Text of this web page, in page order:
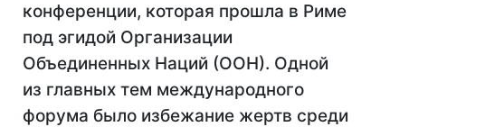
конференции, которая прошла в Риме
под эгидой Организации
Объединенных Наций (ООН). Одной
из главных тем международного
форума было избежание жертв среди